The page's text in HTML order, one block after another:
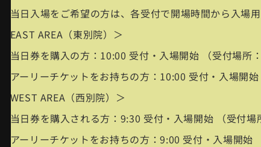
・当日入場をご希望の方は、各受付で開場時間から入場
＜EAST AREA（東別院）＞
・当日券を購入の方：10:00 受付・入場開始 （受付場所
・アーリーチケットをお持ちの方：10:00 受付・入場開始
＜WEST AREA（西別院）＞
・当日券を購入される方：9:30 受付・入場開始 （受付場
・アーリーチケットをお持ちの方：9:00 受付・入場開始